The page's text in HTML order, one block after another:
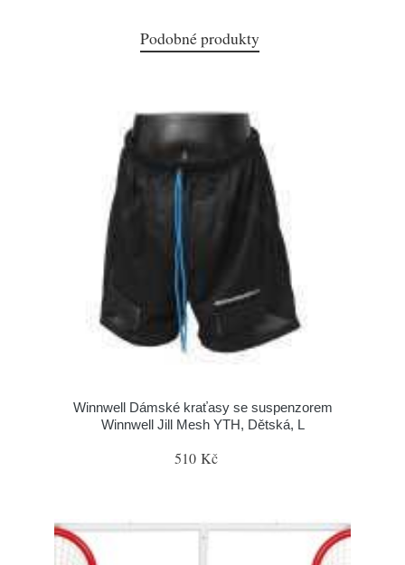
Podobné produkty
Winnwell Dámské kraťasy se suspenzorem
Winnwell Jill Mesh YTH, Dětská, L
510 Kč